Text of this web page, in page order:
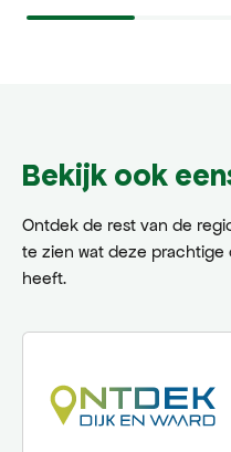
Bekijk ook
Ontdek de rest van de
te zien wat deze
heeft.